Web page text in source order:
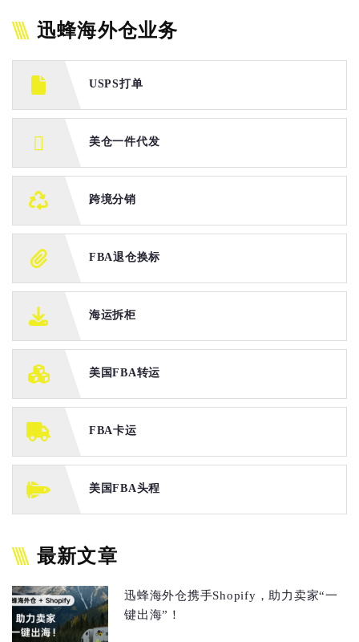
迅蜂海外仓业务
USPS打单
美仓一件代发
跨境分销
FBA退仓换标
海运拆柜
美国FBA转运
FBA卡运
美国FBA头程
最新文章
迅蜂海外仓携手Shopify，助力卖家“一
键出海”！